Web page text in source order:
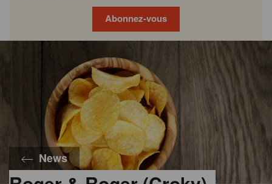
Abonnez-vous
News
academy
society